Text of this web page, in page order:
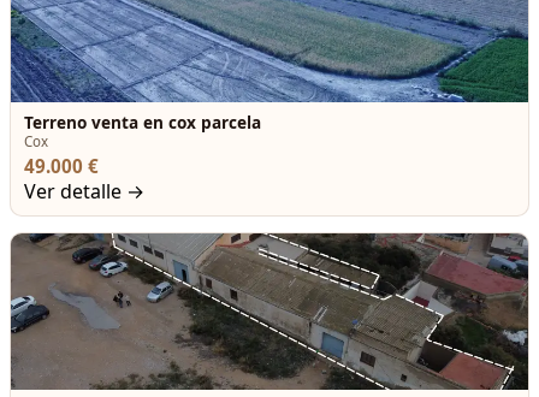
Terreno venta en cox parcela
Cox
49.000 €
Ver detalle →